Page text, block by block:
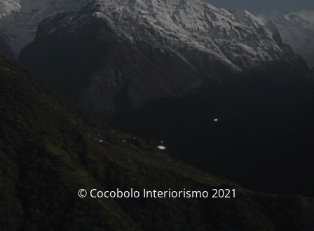
© Cocobolo Interiorismo 2021